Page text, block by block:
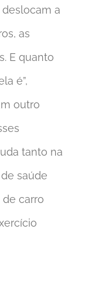
a
as
E quanto
é”,
outro
tanto na
saúde
carro